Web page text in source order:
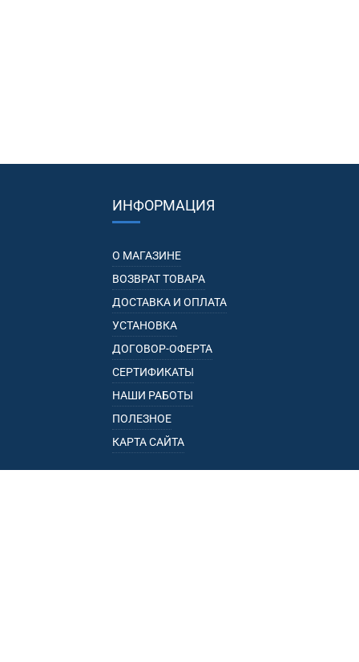
ИНФОРМАЦИЯ
О МАГАЗИНЕ
ВОЗВРАТ ТОВАРА
ДОСТАВКА И ОПЛАТА
УСТАНОВКА
ДОГОВОР-ОФЕРТА
СЕРТИФИКАТЫ
НАШИ РАБОТЫ
ПОЛЕЗНОЕ
КАРТА САЙТА